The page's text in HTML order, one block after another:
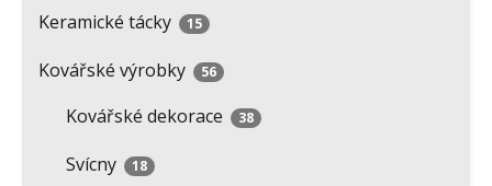
Keramické tácky 15
Kovářské výrobky 56
Kovářské dekorace 38
Svícny 18